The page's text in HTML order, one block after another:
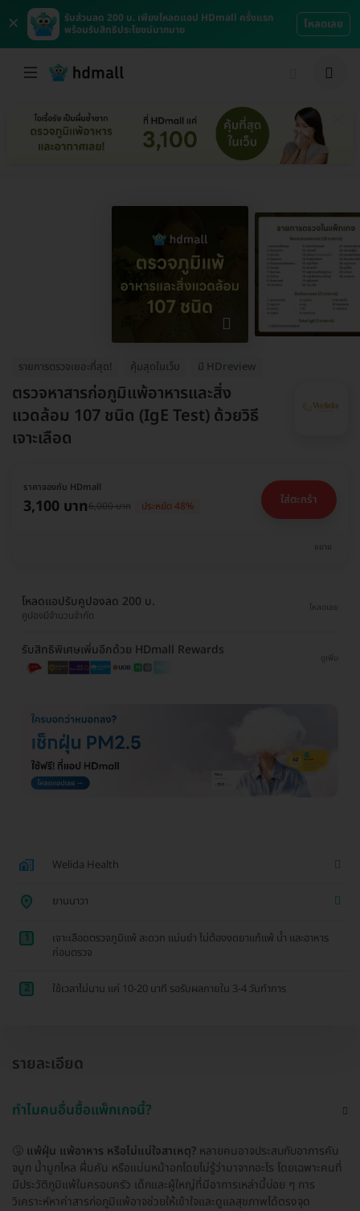
×
รับส่วนลด 200 บ. เพียงโหลดแอป HDmall ครั้งแรก
พร้อมรับสิทธิประโยชน์มากมาย
โหลดเลย
รายการตรวจเยอะที่สุด! คุ้มสุดในเว็บ มี HDreview
ตรวจหาสารก่อภูมิแพ้อาหารและสิ่ง
แวดล้อม 107 ชนิด (IgE Test) ด้วยวิธี
เจาะเลือด
ราคาจองกับ HDmall
3,100 บาท6,000 บาท ประหยัด 48% ใส่ตะกร้า
ขยาย
โหลดแอปรับคูปองลด 200 บ.
คูปองมีจำนวนจำกัด
โหลดเลย
รับสิทธิพิเศษเพิ่มอีกด้วย HDmall Rewards
ดูเพิ่ม
Welida Health
ยานนาวา
1
เจาะเลือดตรวจภูมิแพ้ สะดวก แม่นยำ ไม่ต้องงดยาแก้แพ้ น้ำ และอาหาร
ก่อนตรวจ
2 ใช้เวลาไม่นาน แค่ 10-20 นาที รอรับผลภายใน 3-4 วันทำการ
รายละเอียด
ทำไมคนอื่นซื้อแพ็กเกจนี้?
🤧 แพ้ฝุ่น แพ้อาหาร หรือไม่แน่ใจสาเหตุ? หลายคนอาจประสบกับอาการคัน
จมูก น้ำมูกไหล ผื่นคัน หรือแน่นหน้าอกโดยไม่รู้ว่ามาจากอะไร โดยเฉพาะคนที่
มีประวัติภูมิแพ้ในครอบครัว เด็กและผู้ใหญ่ที่มีอาการเหล่านี้บ่อย ๆ การ
วิเคราะห์หาค่าสารก่อภูมิแพ้อาจช่วยให้เข้าใจและดูแลสุขภาพได้ตรงจุด